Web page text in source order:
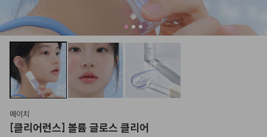
에이치
[클리어런스] 볼륨 글로스 클리어